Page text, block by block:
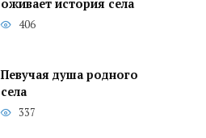
оживает история села
406
Певучая душа родного
села
337